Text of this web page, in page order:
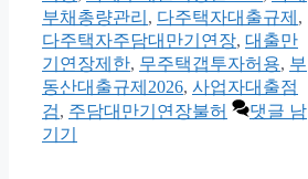
고
리
부채총량관리 , 다주택자대출규제 ,
다주택자주담대만기연장, 대출만
기연장제한, 무주택갭투자허용, 부
동산대출규제2026, 사업자대출점
검, 주담대만기연장불허
댓글 남
기기